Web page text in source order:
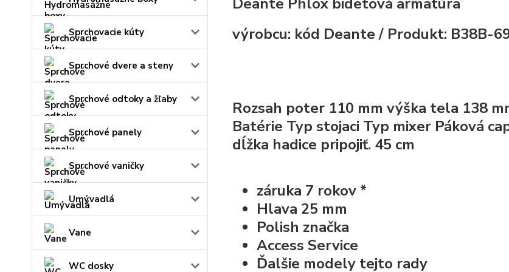
Sprchovacie kúty
Sprchové dvere a steny
Sprchové odtoky a žľaby
Sprchové panely
Sprchové vaničky
Umývadlá
Vane
WC dosky
výrobcu: kód Deante / Produkt: B38B-
Rozsah poter 110 mm výška tela 138
Batérie Typ stojaci Typ mixer Páková
dĺžka hadice pripojiť. 45 cm
záruka 7 rokov *
Hlava 25 mm
Polish značka
Access Service
Ďalšie modely tejto rady